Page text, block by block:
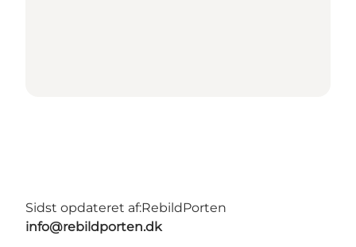
Sidst opdateret af:RebildPorten
info@rebildporten.dk